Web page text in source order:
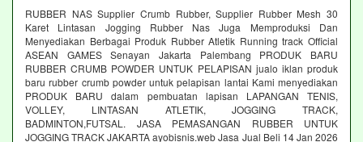
RUBBER NAS Supplier Crumb Rubber, Supplier Rubber Mesh 30
Karet Lintasan Jogging Rubber Nas Juga Memproduksi Dan
Menyediakan Berbagai Produk Rubber Atletik Running track Official
ASEAN GAMES Senayan Jakarta Palembang PRODUK BARU
RUBBER CRUMB POWDER UNTUK PELAPISAN jualo iklan produk
baru rubber crumb powder untuk pelapisan lantai Kami menyediakan
PRODUK BARU dalam pembuatan lapisan LAPANGAN TENIS,
VOLLEY, LINTASAN ATLETIK, JOGGING TRACK,
BADMINTON,FUTSAL. JASA PEMASANGAN RUBBER UNTUK
JOGGING TRACK JAKARTA ayobisnis.web Jasa Jual Beli 14 Jan 2026